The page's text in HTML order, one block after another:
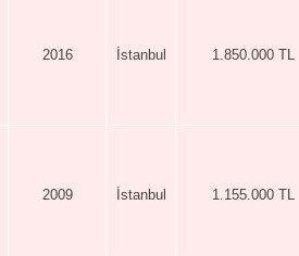
2016 İstanbul 1.850.000 TL
2009 İstanbul 1.155.000 TL